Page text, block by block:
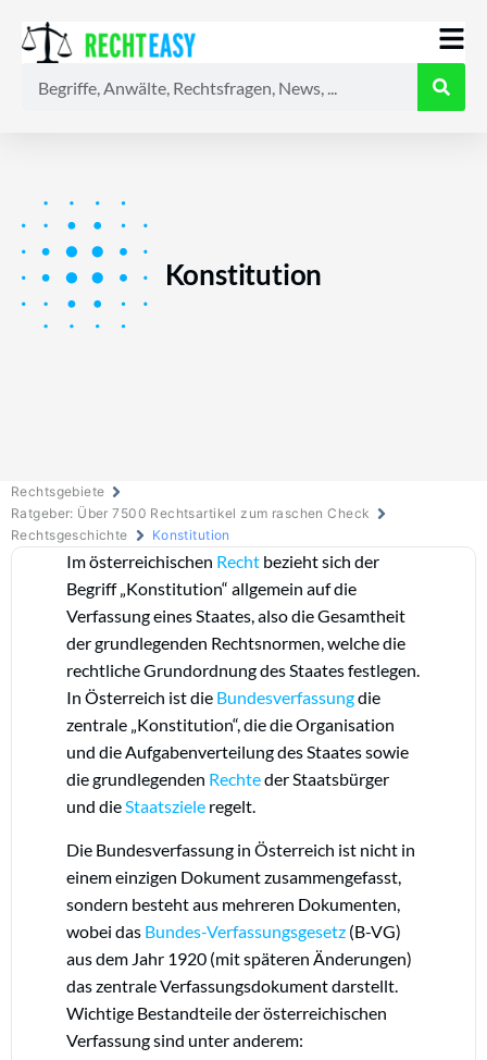
Konstitution
Rechtsgebiete
Ratgeber: Über 7500 Rechtsartikel zum raschen Check
Rechtsgeschichte
Konstitution
Im österreichischen Recht bezieht sich der
Begriff „Konstitution“ allgemein auf die
Verfassung eines Staates, also die Gesamtheit
der grundlegenden Rechtsnormen, welche die
rechtliche Grundordnung des Staates festlegen.
In Österreich ist die Bundesverfassungdie
zentrale „Konstitution“, die die Organisation
und die Aufgabenverteilung des Staates sowie
die grundlegenden Rechteder Staatsbürger
und dieStaatsziele regelt.
Die Bundesverfassung in Österreich ist nicht in
einem einzigen Dokument zusammengefasst,
sondern besteht aus mehreren Dokumenten,
wobei das Bundes-Verfassungsgesetz (B-VG)
aus dem Jahr 1920 (mit späteren Änderungen)
das zentrale Verfassungsdokument darstellt.
Wichtige Bestandteile der österreichischen
Verfassung sind unter anderem: